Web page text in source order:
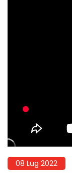
08 Lug 2022